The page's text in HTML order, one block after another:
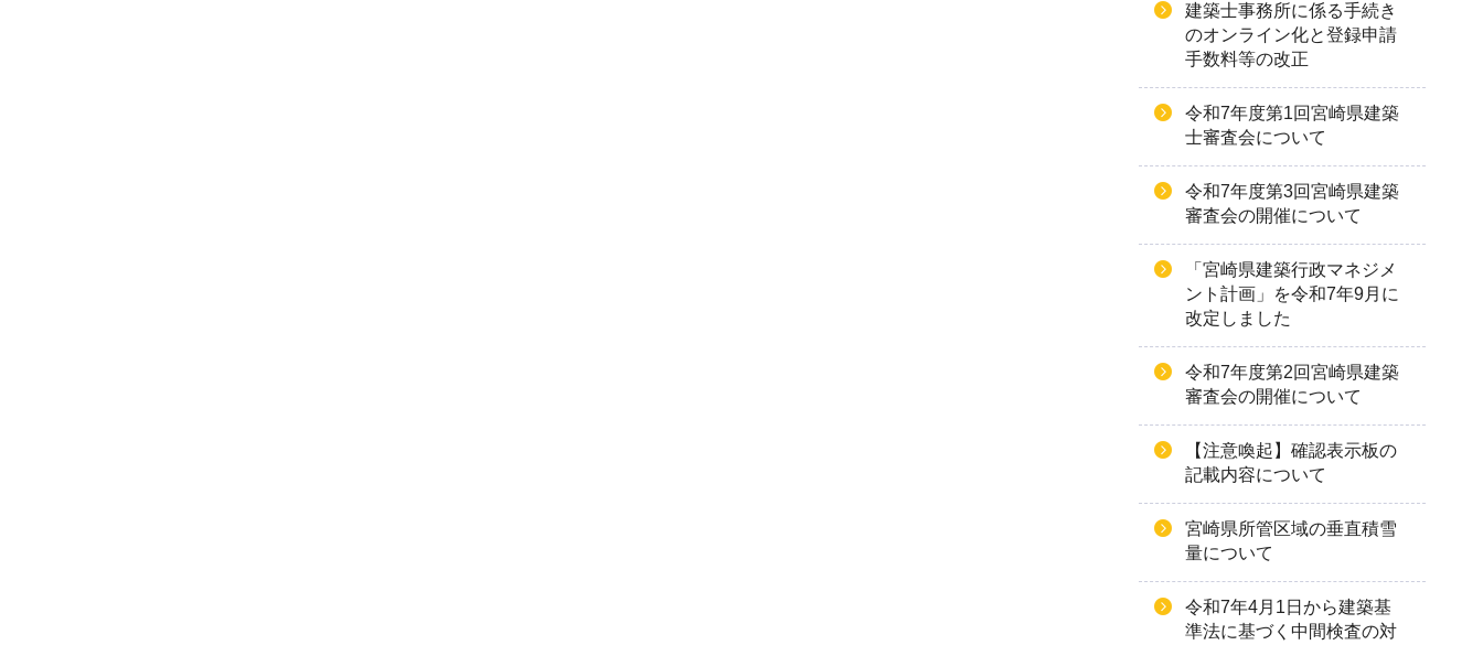
建築士事務所に係る手続き
のオンライン化と登録申請
手数料等の改正
令和7年度第1回宮崎県建築
士審査会について
令和7年度第3回宮崎県建築
審査会の開催について
「宮崎県建築行政マネジメ
ント計画」を令和7年9月に
改定しました
令和7年度第2回宮崎県建築
審査会の開催について
【注意喚起】確認表示板の
記載内容について
宮崎県所管区域の垂直積雪
量について
令和7年4月1日から建築基
準法に基づく中間検査の対